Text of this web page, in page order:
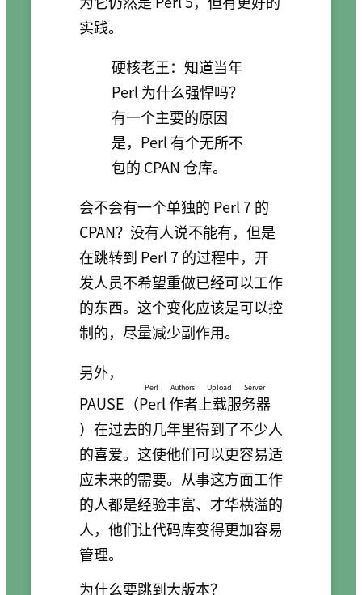
实践。
硬核老王：知道当年
Perl 为什么强悍吗？
有一个主要的原因
是，Perl 有个无所不
包的 CPAN 仓库。
会不会有一个单独的 Perl 7 的
CPAN？没有人说不能有，但是
在跳转到 Perl 7 的过程中，开
发人员不希望重做已经可以工作
的东西。这个变化应该是可以控
制的，尽量减少副作用。
另外，
PAUSE（Perl 作者上载服务器
Perl Authors Upload Server
）在过去的几年里得到了不少人
的喜爱。这使他们可以更容易适
应未来的需要。从事这方面工作
的人都是经验丰富、才华横溢的
人，他们让代码库变得更加容易
管理。
为什么要跳到大版本？